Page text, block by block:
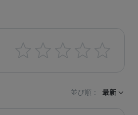
並び順： 最新